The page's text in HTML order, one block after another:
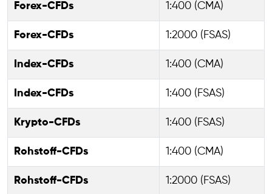
Forex-CFDs 1:400 (CMA)
Forex-CFDs 1:2000 (FSAS)
Index-CFDs 1:400 (CMA)
Index-CFDs 1:400 (FSAS)
Krypto-CFDs 1:400 (FSAS)
Rohstoff-CFDs 1:400 (CMA)
Rohstoff-CFDs 1:2000 (FSAS)